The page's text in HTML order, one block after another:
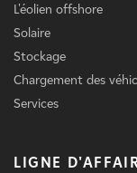
L'éolien offshore
Solaire
Stockage
Chargement des
Services
LIGNE